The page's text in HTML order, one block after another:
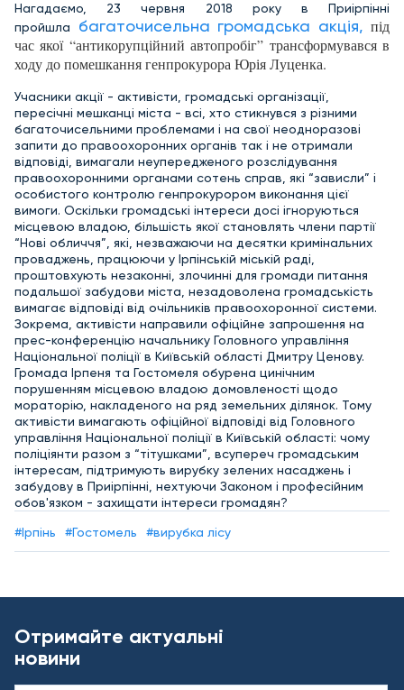
Нагадаємо, 23 червня 2018 року в Приірпінні
пройшла
багаточисельна громадська акція, під
час якої “антикорупційний автопробіг” трансформувався в
ходу до помешкання генпрокурора Юрія Луценка.
Учасники акції - активісти, громадські організації,
пересічні мешканці міста - всі, хто стикнувся з різними
багаточисельними проблемами і на свої неодноразові
запити до правоохоронних органів так і не отримали
відповіді, вимагали неупередженого розслідування
правоохоронними органами сотень справ, які “зависли” і
особистого контролю генпрокурором виконання цієї
вимоги. Оскільки громадські інтереси досі ігноруються
місцевою владою, більшість якої становлять члени партії
“Нові обличчя”, які, незважаючи на десятки кримінальних
проваджень, працюючи у Ірпінській міській раді,
проштовхують незаконні, злочинні для громади питання
подальшої забудови міста, незадоволена громадськість
вимагає відповіді від очільників правоохоронної системи.
Зокрема, активісти направили офіційне запрошення на
прес-конференцію начальнику Головного управління
Національної поліції в Київській області Дмитру Ценову.
Громада Ірпеня та Гостомеля обурена цинічним
порушенням місцевою владою домовленості щодо
мораторію, накладеного на ряд земельних ділянок. Тому
активісти вимагають офіційної відповіді від Головного
управління Національної поліції в Київській області: чому
поліціянти разом з “тітушками”, всупереч громадським
інтересам, підтримують вирубку зелених насаджень і
забудову в Приірпінні, нехтуючи Законом і професійним
обов'язком - захищати інтереси громадян?
#Ірпінь #Гостомель #вирубка лісу
Отримайте актуальні
новини